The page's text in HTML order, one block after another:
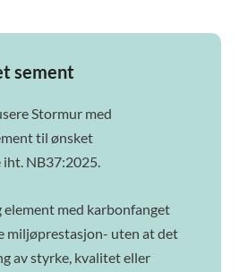
sement
Stormur med
til ønsket
iht. NB37:2025.
element med karbonfanget
miljøprestasjon- uten at det
av styrke, kvalitet eller